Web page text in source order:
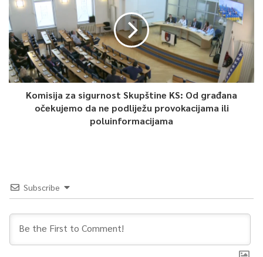
Komisija za sigurnost Skupštine KS: Od građana
očekujemo da ne podliježu provokacijama ili
poluinformacijama
Subscribe